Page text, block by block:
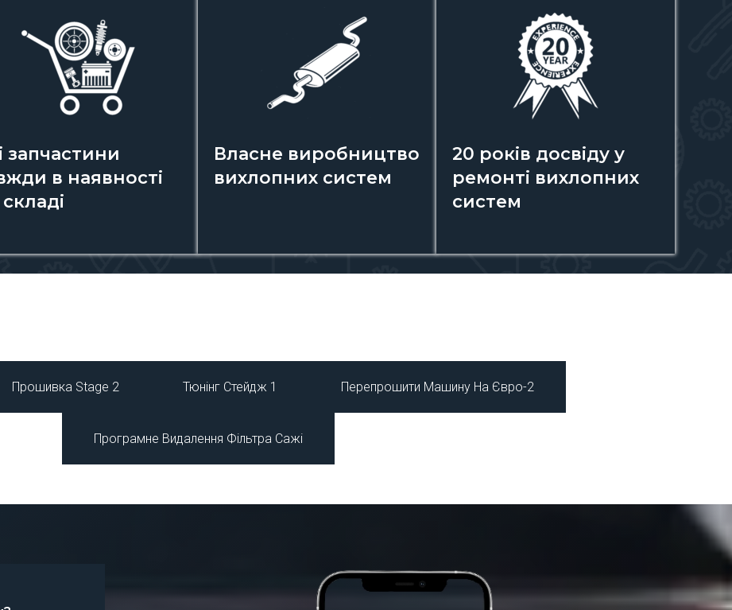
запчастини
в наявності
Власне виробництво
вихлопних систем
20 років досвіду у
ремонті вихлопних
систем
Прошивка Stage 2 Тюнінг Стейдж 1 Перепрошити Машину На Євро-2
Програмне Видалення Фільтра Сажі